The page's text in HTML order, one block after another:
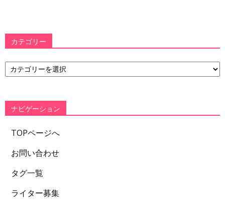
カテゴリー
カ
テ
ー
ナビゲーション
TOPページへ
お問い合わせ
タグ一覧
ライター募集